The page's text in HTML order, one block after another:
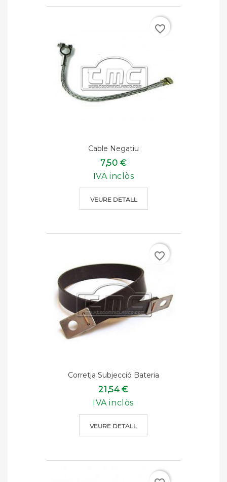
Cable Negatiu
7,50 €
IVA inclòs
VEURE DETALL
favorite_border
Corretja Subjecció Bateria
21,54 €
IVA inclòs
VEURE DETALL
favorite_border